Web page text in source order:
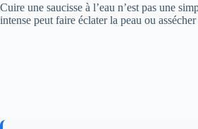
Cuire une saucisse à l’eau n’est pas une
intense peut faire éclater la peau ou